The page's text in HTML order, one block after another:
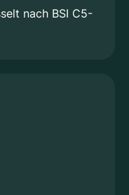
nach BSI C5-